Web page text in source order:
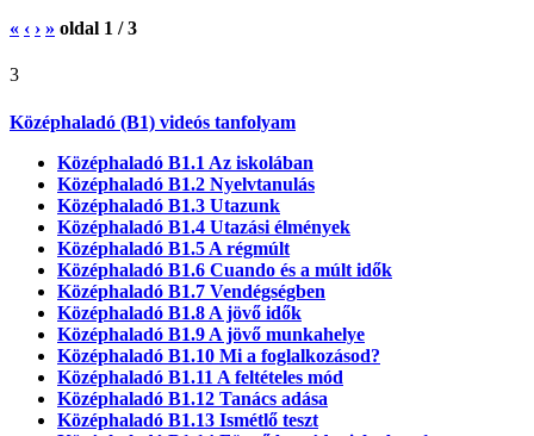
« ‹ › » oldal 1 /3
3
Középhaladó (B1) videós tanfolyam
Középhaladó B1.1 Az iskolában
Középhaladó B1.2 Nyelvtanulás
Középhaladó B1.3 Utazunk
Középhaladó B1.4 Utazási élmények
Középhaladó B1.5 A régmúlt
Középhaladó B1.6 Cuando és a múlt idők
Középhaladó B1.7 Vendégségben
Középhaladó B1.8 A jövő idők
Középhaladó B1.9 A jövő munkahelye
Középhaladó B1.10 Mi a foglalkozásod?
Középhaladó B1.11 A feltételes mód
Középhaladó B1.12 Tanács adása
Középhaladó B1.13 Ismétlő teszt